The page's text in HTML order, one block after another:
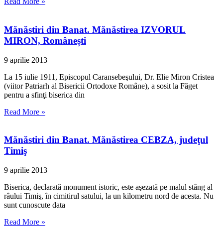
Mănăstiri din Banat. Mănăstirea IZVORUL
MIRON, Românești
9 aprilie 2013
La 15 iulie 1911, Episcopul Caransebeşului, Dr. Elie Miron Cristea
(viitor Patriarh al Bisericii Ortodoxe Române), a sosit la Făget
pentru a sfinţi biserica din
Read More »
Mănăstiri din Banat. Mănăstirea CEBZA, judeţul
Timiş
9 aprilie 2013
Biserica, declarată monument istoric, este aşezată pe malul stâng al
râului Timiş, în cimitirul satului, la un kilometru nord de acesta. Nu
sunt cunoscute data
Read More »